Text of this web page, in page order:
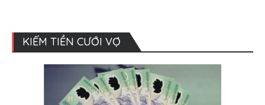
KIẾM TIỀN CƯỚI VỢ